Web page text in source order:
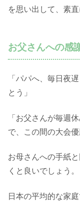
を思い出して、素
お父さんへの感
「パパへ、毎日夜
とう」
「お父さんが毎週
で、この間の大会優
お母さんへの手紙
くと良いでしょう。
日本の平均的な家